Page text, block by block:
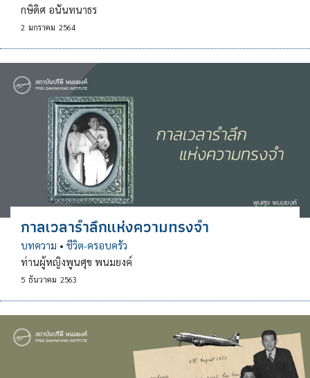
กษิดิศ อนันทนาธร
2 มกราคม 2564
กาลเวลารำลึกแห่งความทรงจำ
บทความ • ชีวิต-ครอบครัว
ท่านผู้หญิงพูนศุข พนมยงค์
5 ธันวาคม 2563